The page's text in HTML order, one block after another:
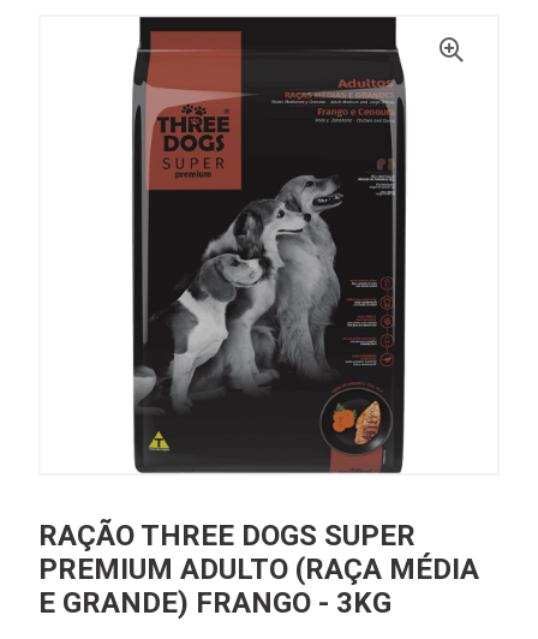
RAÇÃO THREE DOGS SUPER
PREMIUM ADULTO (RAÇA MÉDIA
E GRANDE) FRANGO - 3KG